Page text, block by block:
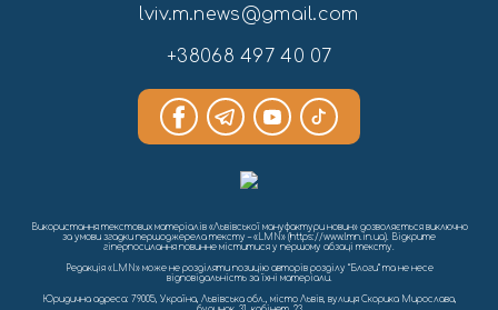
lviv.m.news@gmail.com
+38068 497 40 07
Використання текстових матеріалів «Львівської мануфактури новин» дозволяється виключно
за умови згадки першоджерела тексту – «LMN» (https://www.lmn.in.ua). Відкрите
гіперпосилання повинне міститися у першому абзаці тексту.
Редакція «LMN» може не розділяти позицію авторів розділу “Блоги” та не несе
відповідальність за їхні матеріали.
Юридична адреса: 79005, Україна, Львівська обл., місто Львів, вулиця Скорика Мирослава,